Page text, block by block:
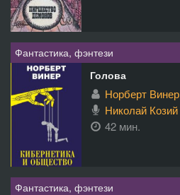
Фантастика, фэнтези
Голова
Норберт Винер
Николай Козий
42 мин.
Фантастика, фэнтези